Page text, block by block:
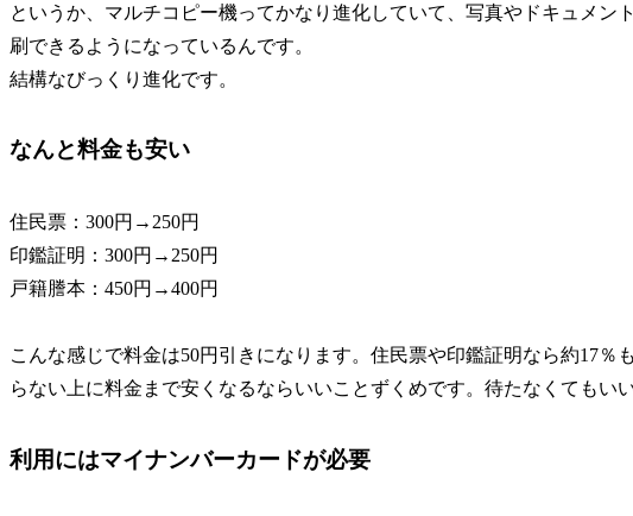
というか、マルチコピー機ってかなり進化していて、写真やドキュメン
刷できるようになっているんです。
結構なびっくり進化です。
なんと料金も安い
住民票：300円→250円
印鑑証明：300円→250円
戸籍謄本：450円→400円
こんな感じで料金は50円引きになります。住民票や印鑑証明なら約17％
らない上に料金まで安くなるならいいことずくめです。待たなくてもいい
利用にはマイナンバーカードが必要